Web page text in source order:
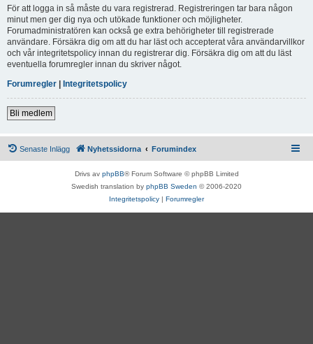
För att logga in så måste du vara registrerad. Registreringen tar bara någon
minut men ger dig nya och utökade funktioner och möjligheter.
Forumadministratören kan också ge extra behörigheter till registrerade
användare. Försäkra dig om att du har läst och accepterat våra användarvillkor
och vår integritetspolicy innan du registrerar dig. Försäkra dig om att du läst
eventuella forumregler innan du skriver något.
Forumregler | Integritetspolicy
Bli medlem
Senaste Inlägg Nyhetssidorna Forumindex
Drivs av phpBB® Forum Software © phpBB Limited
Swedish translation by phpBB Sweden © 2006-2020
Integritetspolicy | Forumregler